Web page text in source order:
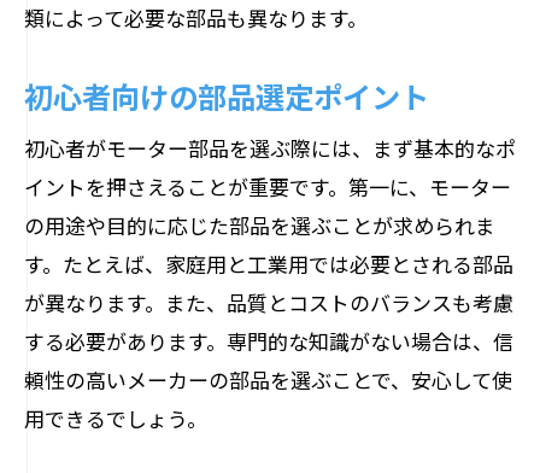
類によって必要な部品も異なります。
初心者向けの部品選定ポイント
初心者がモーター部品を選ぶ際には、まず基本的なポ
イントを押さえることが重要です。第一に、モーター
の用途や目的に応じた部品を選ぶことが求められま
す。たとえば、家庭用と工業用では必要とされる部品
が異なります。また、品質とコストのバランスも考慮
する必要があります。専門的な知識がない場合は、信
頼性の高いメーカーの部品を選ぶことで、安心して使
用できるでしょう。